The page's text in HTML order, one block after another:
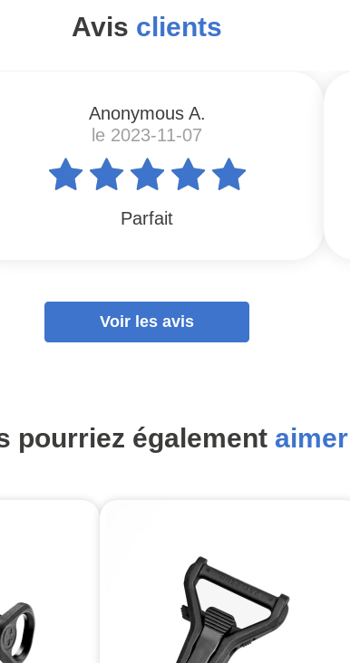
Avis clients
Anonymous A.
le 2023-11-07
Parfait
Voir les avis
pourriez également aimer